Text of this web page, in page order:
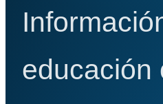
educación